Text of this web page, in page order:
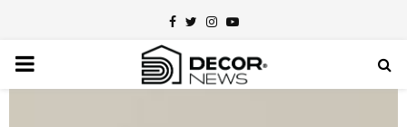
Facebook
TwitterInstagram
Youtube
PRIMARY